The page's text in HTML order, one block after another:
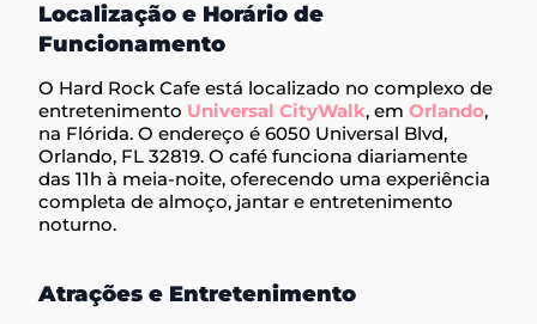
Localização e Horário de
Funcionamento
O Hard Rock Cafe está localizado no complexo de
entretenimento Universal CityWalk, emOrlando,
na Flórida. O endereço é 6050 Universal Blvd,
Orlando, FL 32819. O café funciona diariamente
das 11h à meia-noite, oferecendo uma experiência
completa de almoço, jantar e entretenimento
noturno.
Atrações e Entretenimento